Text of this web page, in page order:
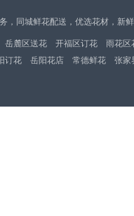
，同城鲜花配送，优选花材，新
岳麓区送花 开福区订花
雨花区
订花 岳阳花店 常德鲜花 张家